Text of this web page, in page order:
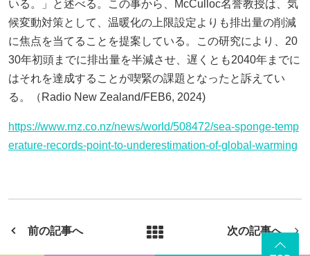
いる。」と述べる。この事から、McCulloc名誉教授は、気
候変動対策として、温暖化の上限設定よりも排出量の削減
に焦点を当てることを提案している。この研究により、20
30年初頭までに排出量を半減させ、遅くとも2040年までに
はそれを達成することが喫緊の課題となったと訴えてい
る。（Radio New Zealand/FEB6, 2024)
https://www.rnz.co.nz/news/world/508472/sea-sponge-temp
erature-records-point-to-underestimation-of-global-warming
前の記事へ 次の記事へ